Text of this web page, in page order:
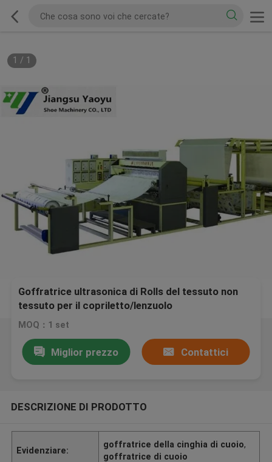
1 / 1
Goffratrice ultrasonica di Rolls del tessuto non
tessuto per il copriletto/lenzuolo
MOQ：1 set
Miglior prezzo Contattici
DESCRIZIONE DI PRODOTTO
Evidenziare:
goffratrice della cinghia di cuoio,
goffratrice di cuoio